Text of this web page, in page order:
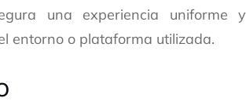
una experiencia uniforme
entorno o plataforma utilizada.